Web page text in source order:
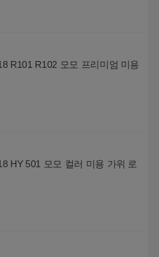
R101 R102 모모 프리미엄 미용
HY 501 모모 컬러 미용 가위 로